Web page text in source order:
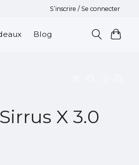
S’inscrire / Se connecter
Blog
X 3.0